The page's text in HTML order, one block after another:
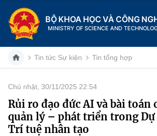
BỘ KHOA HỌC VÀ CÔNG
MINISTRY OF SCIENCE AND
Danh mục
Trang chủ
Tin tức Sự kiện Tin tổng hợp
Chủ nhật, 30/11/2025 22:54
Rủi ro đạo đức AI và bài toán
quản lý – phát triển trong
Trí tuệ nhân tạo